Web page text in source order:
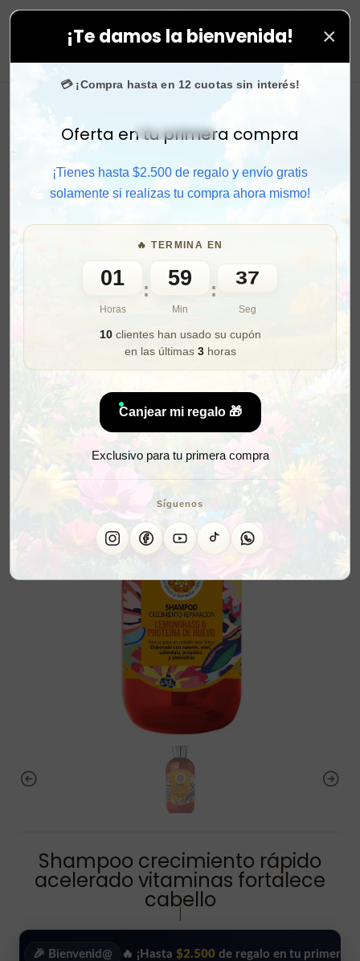
¡Te damos la bienvenida! ×
💳 ¡Compra hasta en 12 cuotas sin interés!
Activar sonido
Oferta en tu primera compra
¡Tienes hasta $2.500 de regalo y envío gratis
solamente si realizas tu compra ahora mismo!
🔥 TERMINA EN
01
Horas
: 59
Min
: 36
Seg
10clientes han usado su cupón
en las últimas 3horas
Canjear mi regalo 🎁
Exclusivo para tu primera compra
Síguenos
compras. ⚡ Compra rápido y aprovecha. 💙
Shampoo crecimiento rápido
acelerado vitaminas fortalece
cabello
Bienvenid@ 🔥 ¡Hasta $2.500de regalo en tu primera compra!